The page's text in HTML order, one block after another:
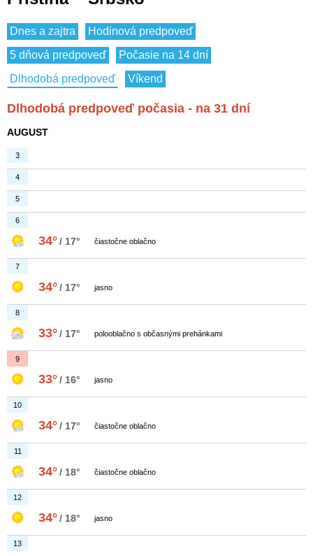
Dnes a zajtra
Hodinová predpoveď
5 dňová predpoveď
Počasie na 14 dní
Dlhodobá predpoveď
Víkend
Dlhodobá predpoveď počasia - na 31 dní
AUGUST
3
4
5
6
34°/ 17° čiastočne oblačno
7
34°/ 17° jasno
8
33°/ 17° polooblačno s občasnými prehánkami
9
33°/ 16° jasno
10
34°/ 17° čiastočne oblačno
11
34°/ 18° čiastočne oblačno
12
34°/ 18° jasno
13